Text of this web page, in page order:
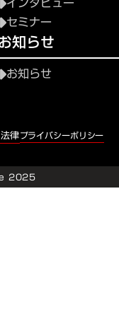
セミナー
知らせ
お知らせ
律プライバシーポリシー
2025